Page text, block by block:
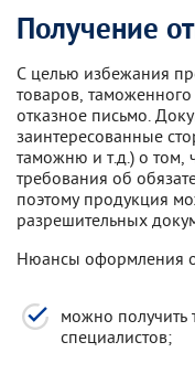
Получение
С целью избежания
товаров,
отказное письмо.
заинтересованные
таможню и т.д.) о том,
требования об
поэтому продукция
разрешительных
Нюансы оформления
можно получить
специалистов;